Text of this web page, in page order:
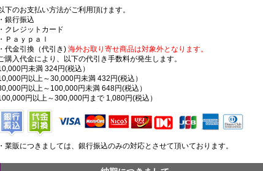
下のお支払い方法がご利用頂けます。
・銀行振込
・クレジットカード
・Ｐａｙｐａｌ
・代金引換（代引き) 海外お取り寄せ商品は対象外となります。
購入代金により、以下の代引き手数料が発生します。
円未満 324円(税込）
円以上～30,000円未満 432円(税込）
円以上～100,000円未満 648円(税込）
円以上～300,000円まで 1,080円(税込）
・業販につきましては、銀行振込のみの対応とさせて頂いております。